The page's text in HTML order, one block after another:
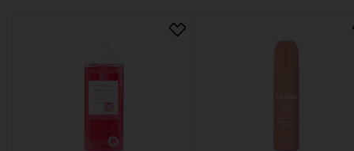
AWAKND GROUP AB